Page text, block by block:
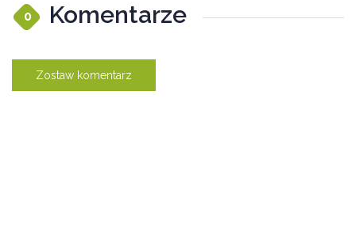
0 Komentarze
Zostaw komentarz